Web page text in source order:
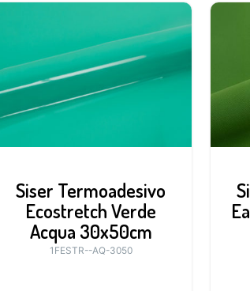
Siser Termoadesivo
Ecostretch Verde
Acqua 30x50cm
1FESTR--AQ-3050